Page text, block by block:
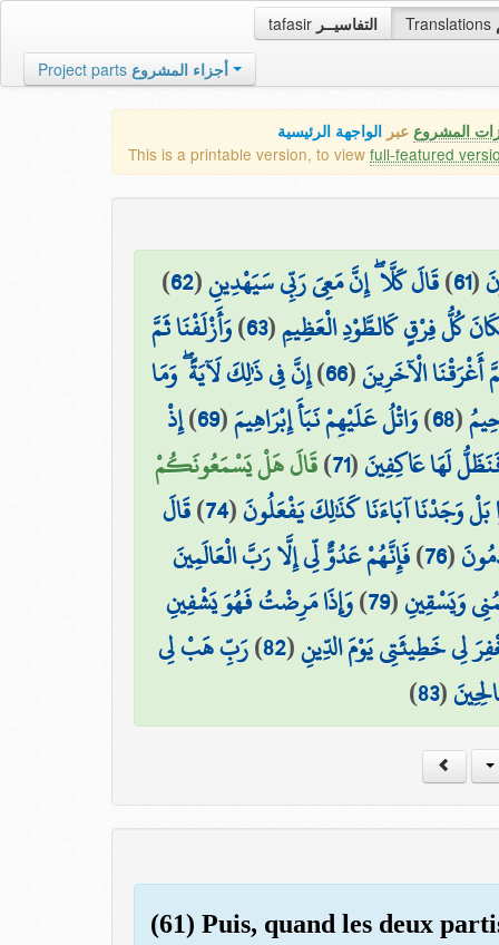
tafasir التفاسيــر Translations
Project parts أجزاء المشروع
المشروع عبر الواجهة الرئيسية
This is a printable version, to view full-featured
(
61
)قَالَ كَلَّا ۖ إِنَّ مَعِيَ رَبِّي سَيَهْدِينِ(
62
)
كُلُّ فِرْقٍ كَالطَّوْدِ الْعَظِيمِ(
63
)وَأَزْلَفْنَا ثَمَّ
أَغْرَقْنَا الْآخَرِينَ(
66
)إِنَّ فِي ذَٰلِكَ لَآيَةً ۖ وَمَا
(
68
)وَاتْلُ عَلَيْهِمْ نَبَأَ إِبْرَاهِيمَ(
69
)إِذْ
لَهَا عَاكِفِينَ(
71
)قَالَ هَلْ يَسْمَعُونَكُمْ
بَلْ وَجَدْنَا آبَاءَنَا كَذَٰلِكَ يَفْعَلُونَ(
74
)قَالَ
(
76
)فَإِنَّهُمْ عَدُوٌّ لِّي إِلَّا رَبَّ الْعَالَمِينَ
وَيَسْقِينِ(
79
)وَإِذَا مَرِضْتُ فَهُوَ يَشْفِينِ
لِي خَطِيئَتِي يَوْمَ الدِّينِ(
82
)رَبِّ هَبْ لِي
(
83
)
(61) Puis, quand les deux